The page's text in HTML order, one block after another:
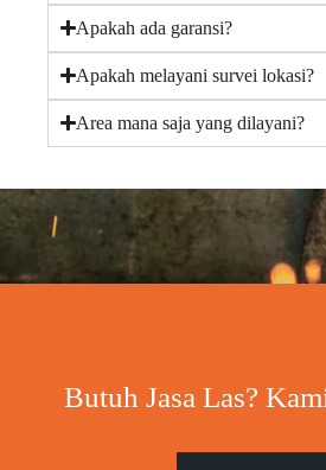
Apakah ada garansi?
Apakah melayani survei lokasi?
Area mana saja yang dilayani?
Butuh Jasa Las?